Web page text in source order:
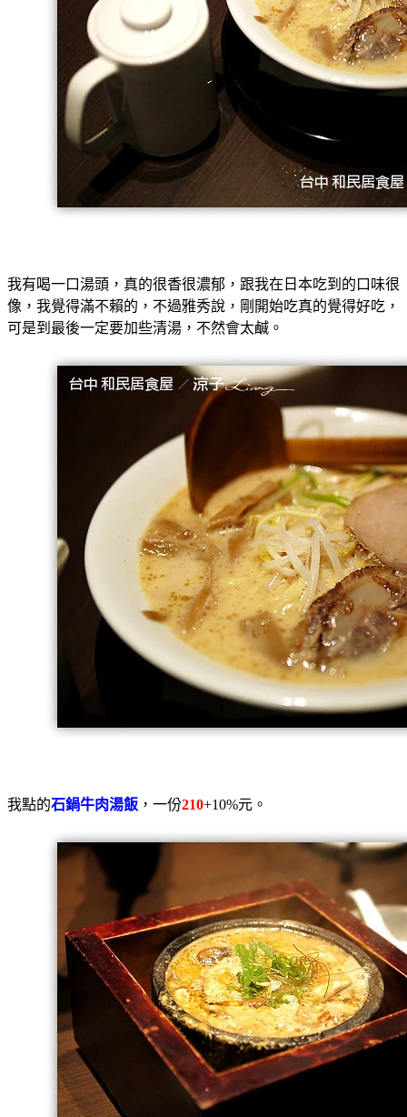
我有喝一口湯頭，真的很香很濃郁，跟我在日本吃到的口味很
像，我覺得滿不賴的，不過雅秀說，剛開始吃真的覺得好吃，
可是到最後一定要加些清湯，不然會太鹹。
我點的石鍋牛肉湯飯 ，一份210+10%元。